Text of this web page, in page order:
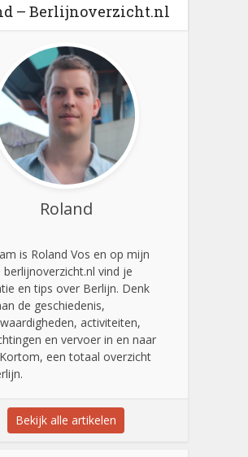
– Berlijnoverzicht.nl
Roland
is Roland Vos en op mijn
berlijnoverzicht.nl vind je
en tips over Berlijn. Denk
de geschiedenis,
activiteiten,
en vervoer in en naar
een totaal overzicht
Bekijk alle artikelen